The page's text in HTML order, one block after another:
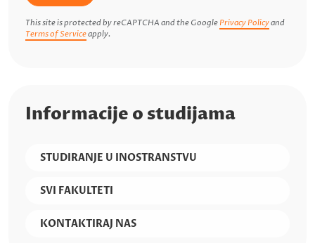
This site is protected by reCAPTCHA and the Google Privacy Policyand
Terms of Serviceapply.
Informacije o studijama
STUDIRANJE U INOSTRANSTVU
SVI FAKULTETI
KONTAKTIRAJ NAS